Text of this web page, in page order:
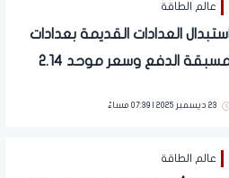
عالم الطاقة
استبدال العدادات القديمة بعدادات
مسبقة الدفع وسعر موحد 2.14
23 ديسمبر 2025 | 07:39 مساءً
عالم الطاقة